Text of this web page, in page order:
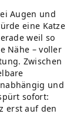
Augen und
eine Katze
weil so
Nähe – voller
Zwischen
und
sofort:
erst auf den